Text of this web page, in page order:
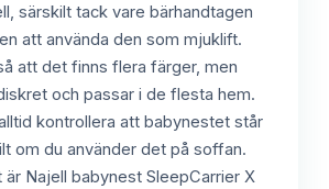
särskilt tack vare bärhandtagen
att använda den som mjuklift.
att det finns flera färger, men
och passar i de flesta hem.
kontrollera att babynestet står
om du använder det på soffan.
är Najell babynest SleepCarrier X